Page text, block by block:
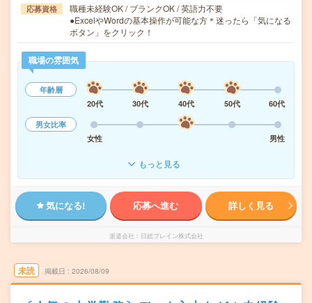
応募資格
職種未経験OK / ブランクOK / 英語力不要
●ExcelやWordの基本操作が可能な方＊迷ったら「気になる
ボタン」をクリック！
職場の雰囲気
年齢層
20代
30代 40代 50代
60代
男女比率
女性
男性
もっと見る
気になる! 応募へ進む 詳しく見る
派遣会社 日総ブレイン株式会社
未読 掲載日 2026/08/09